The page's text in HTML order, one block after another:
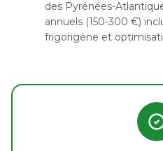
des Pyrénées-
annuels (150-300 €)
frigorigène et